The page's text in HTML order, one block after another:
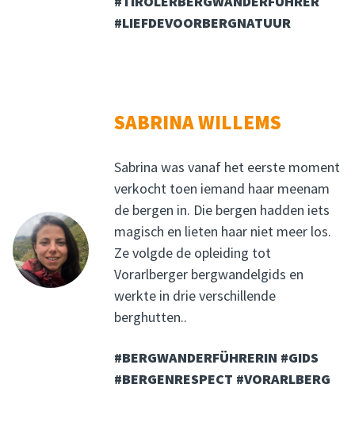
#LIEFDEVOORBERGNATUUR
SABRINA WILLEMS
Sabrina was vanaf het eerste moment
verkocht toen iemand haar meenam
de bergen in. Die bergen hadden iets
magisch en lieten haar niet meer los.
Ze volgde de opleiding tot
Vorarlberger bergwandelgids en
werkte in drie verschillende
berghutten..
#BERGWANDERFÜHRERIN #GIDS
#BERGENRESPECT #VORARLBERG